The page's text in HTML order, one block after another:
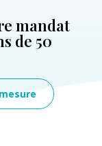
mandat
de 50